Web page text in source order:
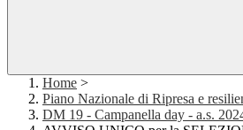
Home >
Piano Nazionale di Ripresa e
DM 19 - Campanella day - a.s.